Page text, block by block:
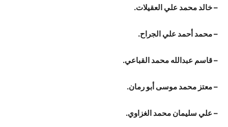
– خالد محمد علي العقيلات.
– محمد أحمد علي الجراح.
– قاسم عبدالله محمد القباعي.
– معتز محمد موسى أبو رمان.
– علي سليمان محمد الغزاوي.